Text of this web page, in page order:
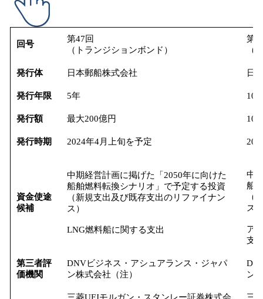
回号
第47回
（トランジションボンド）
第
（
発行体 日本郵船株式会社 日
発行年限 5年 10
発行額 最大200億円 100
発行時期 2024年4月上旬を予定
資金使途
候補
中期経営計画に掲げた「2050年に向けた
船舶燃料転換シナリオ」で予定する投資
（新規支出及び既存支出のリファイナン
ス）
LNG燃料船に関する支出
中
船
（
ス
ア
支
第三者評
価機関
DNVビジネス・アシュアランス・ジャパ
ン株式会社（注）
ン